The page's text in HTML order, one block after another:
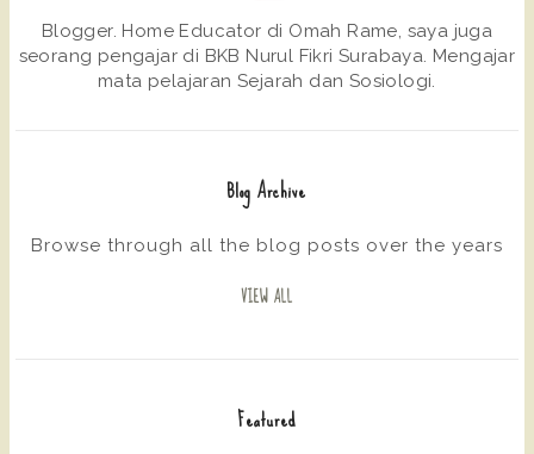
Blogger. Home Educator di Omah Rame, saya juga
seorang pengajar di BKB Nurul Fikri Surabaya. Mengajar
mata pelajaran Sejarah dan Sosiologi.
Blog Archive
Browse through all the blog posts over the years
VIEW ALL
Featured